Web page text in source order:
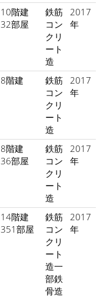
10階建
32部屋
鉄筋
コン
クリ
ート
造
2017
年
8階建
鉄筋
コン
クリ
ート
造
2017
年
8階建
36部屋
鉄筋
コン
クリ
ート
造
2017
年
14階建
351部屋
鉄筋
コン
クリ
ート
造一
部鉄
骨造
2017
年